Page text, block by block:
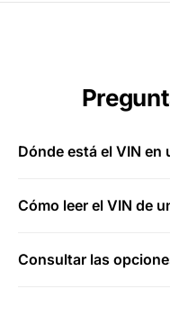
Dónde está el VIN en
Cómo leer el VIN de
Consultar las